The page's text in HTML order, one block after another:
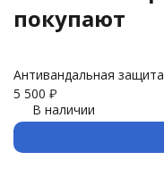
покупают
Антивандальная
5 500 ₽
В наличии